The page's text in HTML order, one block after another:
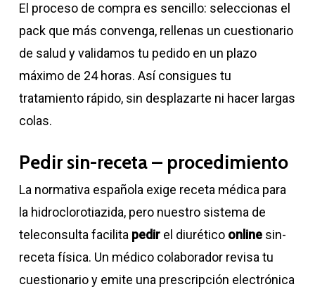
El proceso de compra es sencillo: seleccionas el
pack que más convenga, rellenas un cuestionario
de salud y validamos tu pedido en un plazo
máximo de 24 horas. Así consigues tu
tratamiento rápido, sin desplazarte ni hacer largas
colas.
Pedir sin-receta – procedimiento
La normativa española exige receta médica para
la hidroclorotiazida, pero nuestro sistema de
teleconsulta facilita pedirel diurético onlinesin-
receta física. Un médico colaborador revisa tu
cuestionario y emite una prescripción electrónica